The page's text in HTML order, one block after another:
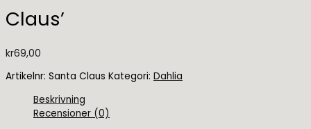
Claus’
kr69,00
Artikelnr: Santa Claus Kategori: Dahlia
Beskrivning
Recensioner (0)